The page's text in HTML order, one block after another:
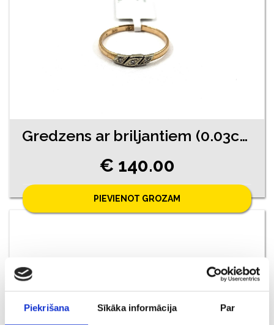
Piekrišana Sīkāka informācija Par
Gredzens ar briljantiem (0.03ct) 11671-4551
€ 140.00
PIEVIENOT GROZAM